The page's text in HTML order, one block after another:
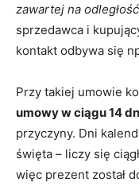
zawartej na odległość
sprzedawca i
kontakt odbywa się
Przy takiej umowie
umowy w ciągu 14
przyczyny. Dni
święta – liczy się
więc prezent został